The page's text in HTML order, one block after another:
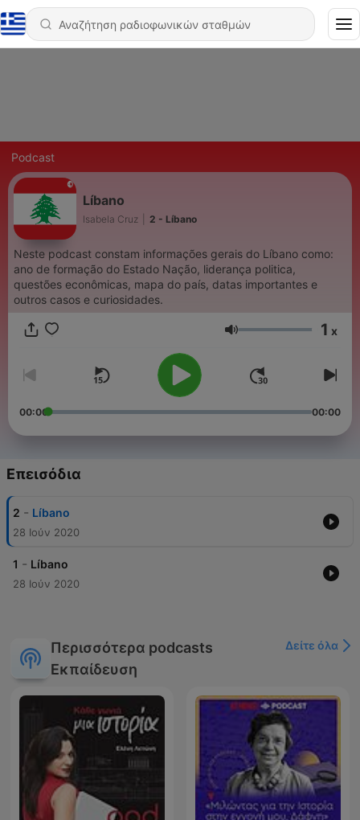
Podcast
Líbano
Isabela Cruz 2 - Líbano
Neste podcast constam informações gerais do Líbano como:
ano de formação do Estado Nação, liderança politica,
questões econômicas, mapa do país, datas importantes e
outros casos e curiosidades.
Ένταση 1 x
00:00 00:00
Επεισόδια
2 - Líbano
28 Ιούν 2020
1 - Líbano
28 Ιούν 2020
Περισσότερα podcasts
Εκπαίδευση
Δείτε όλα